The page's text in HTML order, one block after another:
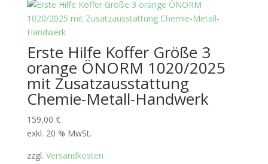
Erste Hilfe Koffer Größe 3
orange ÖNORM 1020/2025
mit Zusatzausstattung
Chemie-Metall-Handwerk
159,00 €
exkl. 20 % MwSt.
zzgl. Versandkosten